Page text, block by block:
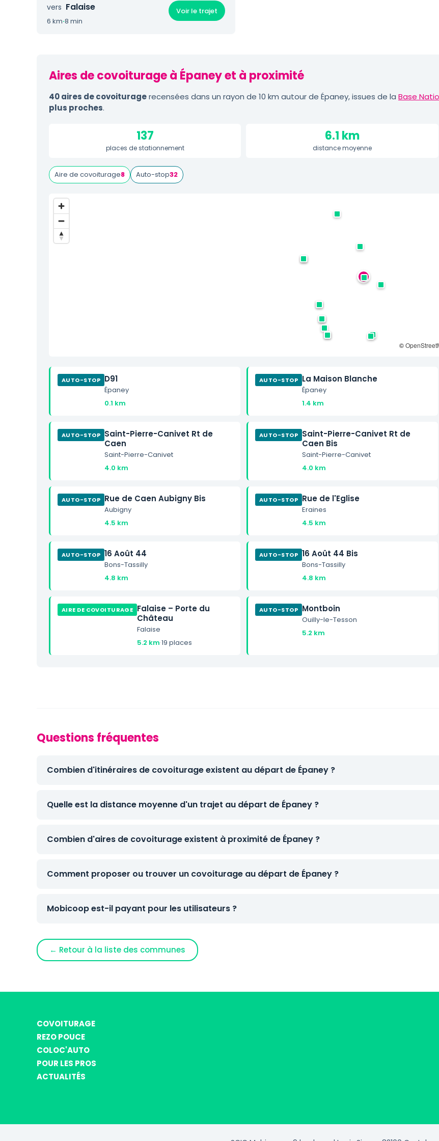
vers Falaise
6 km·8 min
Voir le trajet
Aires de covoiturage à Épaney et à proximité
40 aires de covoituragerecensées dans un rayon de 10 km autour de Épaney, issues de la Base
plus proches.
137
places de stationnement
6.1 km
distance moyenne
Aire de covoiturage8 Auto-stop32
©
AUTO-STOP D91
Épaney
0.1 km
AUTO-STOP La Maison Blanche
Épaney
1.4 km
AUTO-STOP Saint-Pierre-Canivet Rt de
Caen
Saint-Pierre-Canivet
4.0 km
AUTO-STOP Saint-Pierre-Canivet Rt de
Caen Bis
Saint-Pierre-Canivet
4.0 km
AUTO-STOP Rue de Caen Aubigny Bis
Aubigny
4.5 km
AUTO-STOP Rue de l'Eglise
Eraines
4.5 km
AUTO-STOP 16 Août 44
Bons-Tassilly
4.8 km
AUTO-STOP 16 Août 44 Bis
Bons-Tassilly
4.8 km
AIRE DE COVOITURAGE Falaise – Porte du
Château
Falaise
5.2 km·19 places
AUTO-STOP Montboin
Ouilly-le-Tesson
5.2 km
Questions fréquentes
Combien d'itinéraires de covoiturage existent au départ de Épaney ?
Quelle est la distance moyenne d'un trajet au départ de Épaney ?
Combien d'aires de covoiturage existent à proximité de Épaney ?
Comment proposer ou trouver un covoiturage au départ de Épaney ?
Mobicoop est-il payant pour les utilisateurs ?
← Retour à la liste des communes
COVOITURAGE
REZO POUCE
COLOC'AUTO
POUR LES PROS
ACTUALITÉS